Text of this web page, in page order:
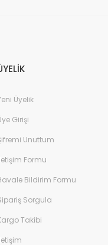
Üyelik
Girişi
Unuttum
Formu
Bildirim Formu
Sorgula
Takibi